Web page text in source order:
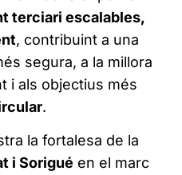
terciari escalables,
, contribuint a una
segura, a la millora
i als objectius més
.
la fortalesa de la
i Sorigué en el marc